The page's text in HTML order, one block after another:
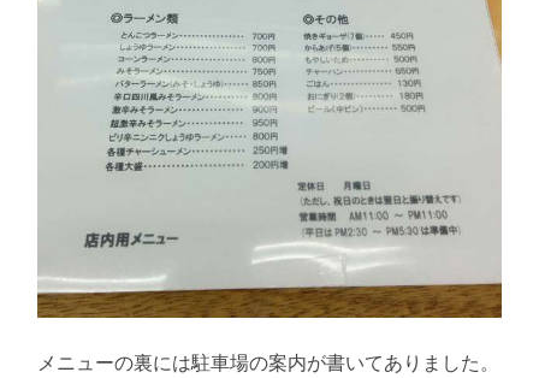
メニューの裏には駐車場の案内が書いてありました。